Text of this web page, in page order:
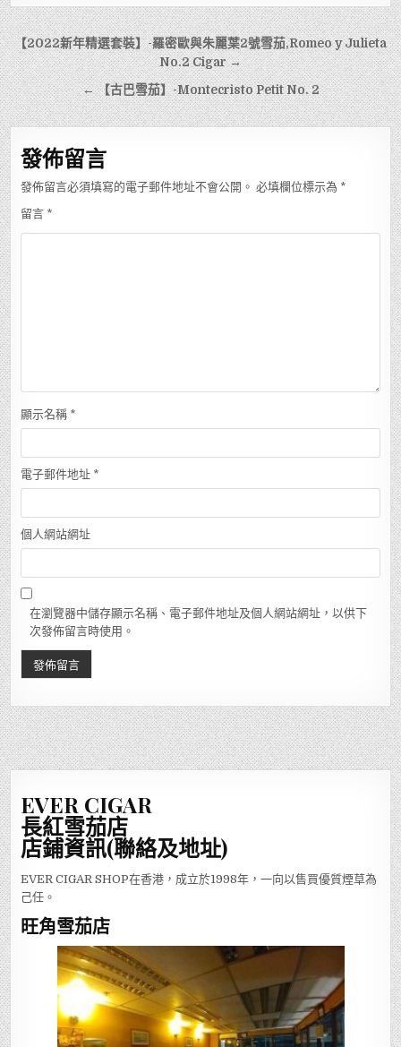
文
章
導
覽
【2022新年精選套裝】-羅密歐與朱麗葉2號雪茄,Romeo y Julieta
No.2 Cigar →
← 【古巴雪茄】-Montecristo Petit No. 2
發佈留言
發佈留言必須填寫的電子郵件地址不會公開。 必填欄位標示為 *
留言 *
顯示名稱 *
電子郵件地址 *
個人網站網址
在瀏覽器中儲存顯示名稱、電子郵件地址及個人網站網址，以供下
次發佈留言時使用。
EVER CIGAR
長紅雪茄店
店鋪資訊(聯絡及地址)
EVER CIGAR SHOP在香港，成立於1998年，一向以售買優質煙草為
己任。
旺角雪茄店